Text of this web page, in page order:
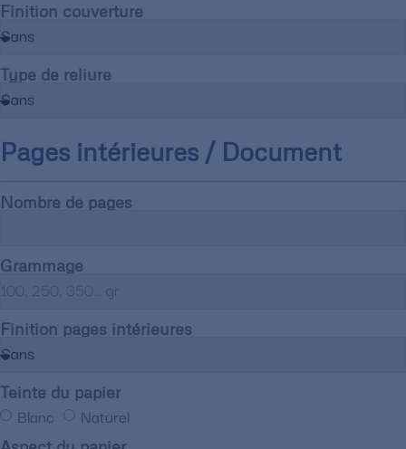
Finition couverture
Type de reliure
Pages intérieures / Document
Nombre de pages
Grammage
Finition pages intérieures
Teinte du papier
Blanc Naturel